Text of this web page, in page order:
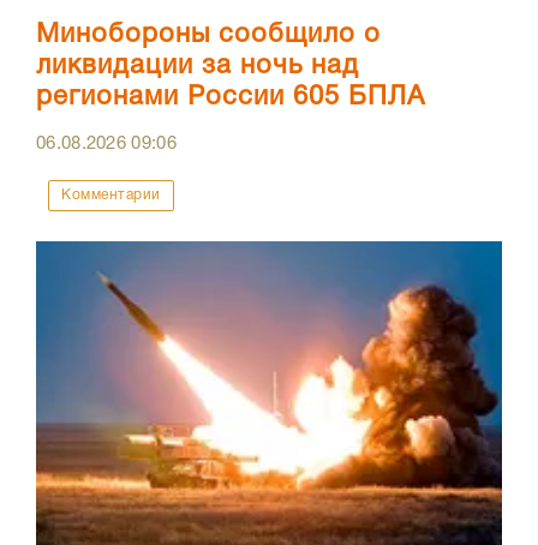
Минобороны сообщило о
ликвидации за ночь над
регионами России 605 БПЛА
06.08.202609:06
Комментарии